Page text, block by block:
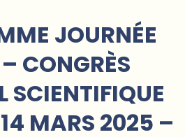
JOURNÉE
CONGRÈS
SCIENTIFIQUE
MARS 2025 –